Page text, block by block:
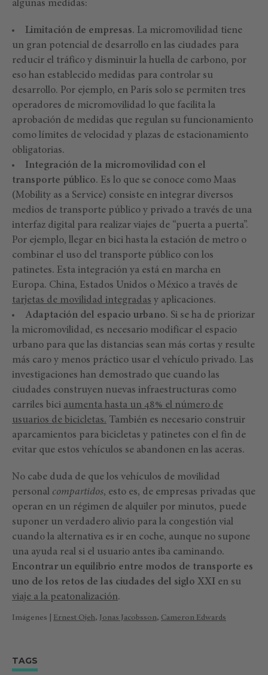
algunas medidas:
Limitación de empresas. La micromovilidad tiene
un gran potencial de desarrollo en las ciudades para
reducir el tráfico y disminuir la huella de carbono, por
eso han establecido medidas para controlar su
desarrollo. Por ejemplo, en París solo se permiten tres
operadores de micromovilidad lo que facilita la
aprobación de medidas que regulan su funcionamiento
como límites de velocidad y plazas de estacionamiento
obligatorias.
Integración de la micromovilidad con el
transporte público. Es lo que se conoce como Maas
(Mobility as a Service) consiste en integrar diversos
medios de transporte público y privado a través de una
interfaz digital para realizar viajes de “puerta a puerta”.
Por ejemplo, llegar en bici hasta la estación de metro o
combinar el uso del transporte público con los
patinetes. Esta integración ya está en marcha en
Europa. China, Estados Unidos o México a través de
tarjetas de movilidad integradas y aplicaciones.
Adaptación del espacio urbano. Si se ha de priorizar
la micromovilidad, es necesario modificar el espacio
urbano para que las distancias sean más cortas y resulte
más caro y menos práctico usar el vehículo privado. Las
investigaciones han demostrado que cuando las
ciudades construyen nuevas infraestructuras como
carriles bici aumenta hasta un 48% el número de
usuarios de bicicletas. También es necesario construir
aparcamientos para bicicletas y patinetes con el fin de
evitar que estos vehículos se abandonen en las aceras.
No cabe duda de que los vehículos de movilidad
personal compartidos, esto es, de empresas privadas que
operan en un régimen de alquiler por minutos, puede
suponer un verdadero alivio para la congestión vial
cuando la alternativa es ir en coche, aunque no supone
una ayuda real si el usuario antes iba caminando.
Encontrar un equilibrio entre modos de transporte es
uno de los retos de las ciudades del siglo XXI en su
viaje a la peatonalización.
Imágenes | Ernest Ojeh, Jonas Jacobsson, Cameron Edwards
TAGS